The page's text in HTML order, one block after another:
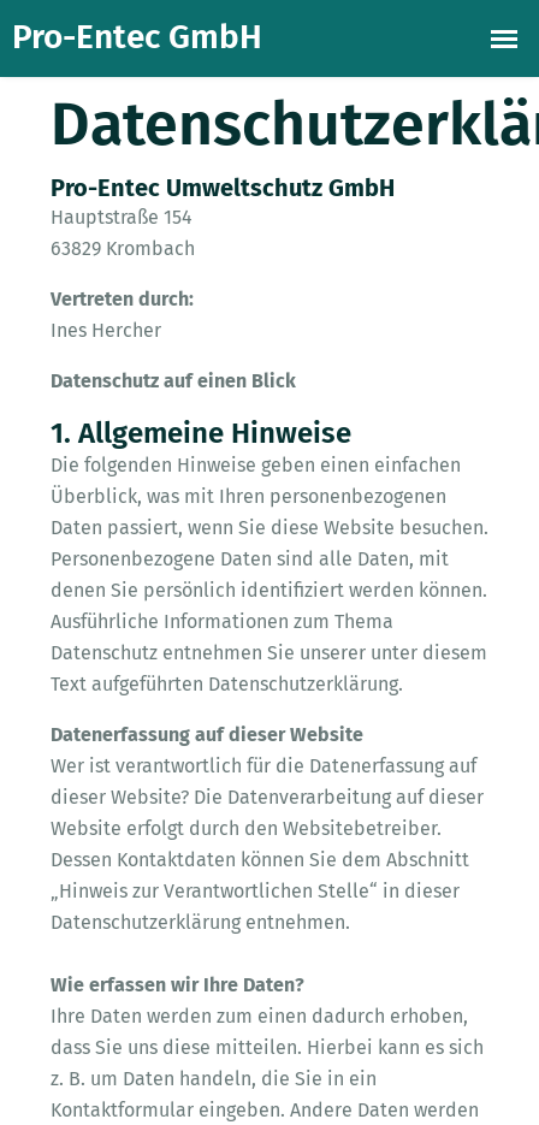
Pro-Entec Umweltschutz GmbH
Hauptstraße 154
63829 Krombach
Vertreten durch:
Ines Hercher
Datenschutz auf einen Blick
1. Allgemeine Hinweise
Die folgenden Hinweise geben einen einfachen
Überblick, was mit Ihren personenbezogenen
Daten passiert, wenn Sie diese Website besuchen.
Personenbezogene Daten sind alle Daten, mit
denen Sie persönlich identifiziert werden können.
Ausführliche Informationen zum Thema
Datenschutz entnehmen Sie unserer unter diesem
Text aufgeführten Datenschutzerklärung.
Datenerfassung auf dieser Website
Wer ist verantwortlich für die Datenerfassung auf
dieser Website? Die Datenverarbeitung auf dieser
Website erfolgt durch den Websitebetreiber.
Dessen Kontaktdaten können Sie dem Abschnitt
„Hinweis zur Verantwortlichen Stelle“ in dieser
Datenschutzerklärung entnehmen.
Wie erfassen wir Ihre Daten?
Ihre Daten werden zum einen dadurch erhoben,
dass Sie uns diese mitteilen. Hierbei kann es sich
z. B. um Daten handeln, die Sie in ein
Kontaktformular eingeben. Andere Daten werden